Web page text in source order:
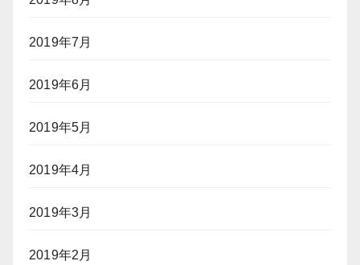
2019年7月
2019年6月
2019年5月
2019年4月
2019年3月
2019年2月